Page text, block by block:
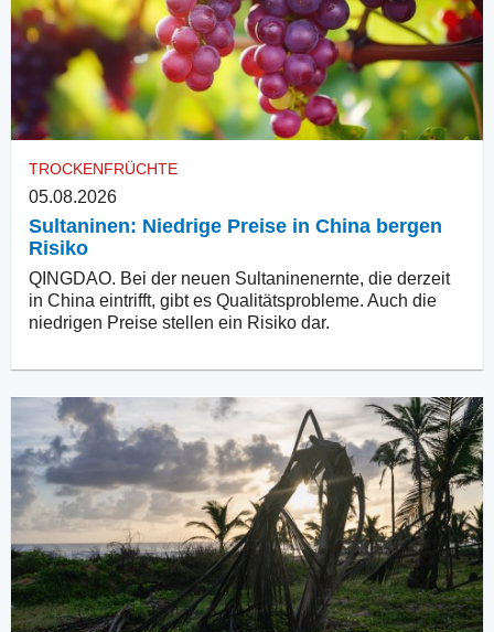
TROCKENFRÜCHTE
05.08.2026
Sultaninen: Niedrige Preise in China bergen
Risiko
QINGDAO. Bei der neuen Sultaninenernte, die derzeit
in China eintrifft, gibt es Qualitätsprobleme. Auch die
niedrigen Preise stellen ein Risiko dar.